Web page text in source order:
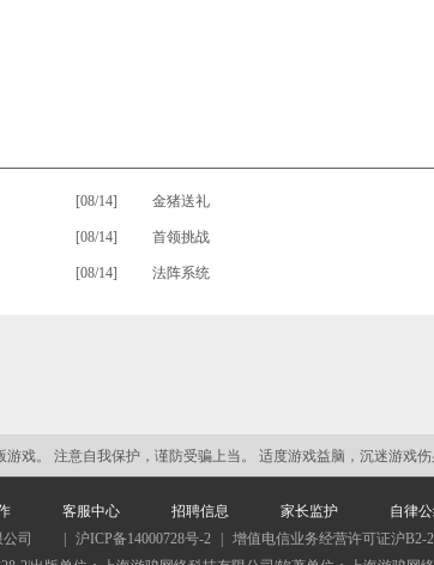
[08/14] 金猪送礼
[08/14] 首领挑战
[08/14] 法阵系统
戏。 注意自我保护，谨防受骗上当。 适度游戏益脑，沉迷游戏伤
客服中心 招聘信息 家长监护
自律
司
沪ICP备14000728号-2
增值电信业务经营许可证沪B2-